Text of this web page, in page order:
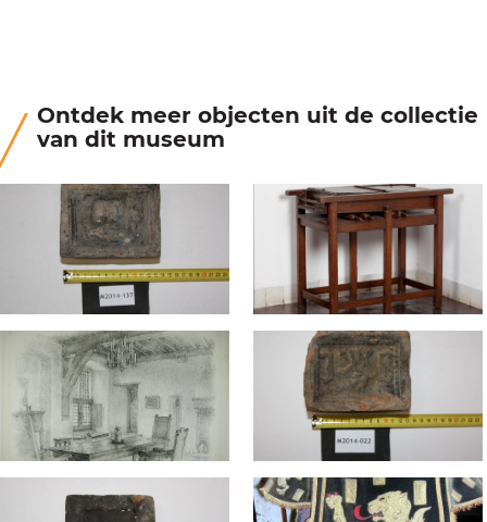
Ontdek meer objecten uit de collectie
van dit museum